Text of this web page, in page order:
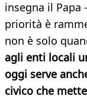
insegna il Papa
priorità è
non è solo
agli enti locali
oggi serve
civico che